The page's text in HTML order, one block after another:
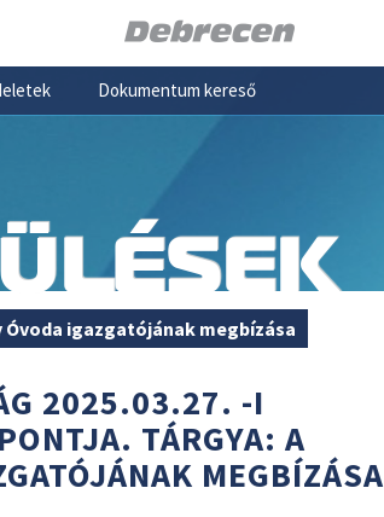
Dokumentum kereső
Óvoda igazgatójának megbízása
2025.03.27. -I
TÁRGYA: A
MEGBÍZÁSA